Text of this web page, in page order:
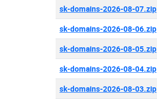
sk-domains-2026-08-07.zip
sk-domains-2026-08-06.zip
sk-domains-2026-08-05.zip
sk-domains-2026-08-04.zip
sk-domains-2026-08-03.zip